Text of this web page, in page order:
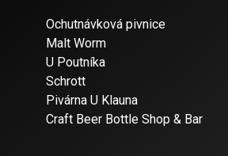
Ochutnávková pivnice
Malt Worm
U Poutníka
Schrott
Pivárna U Klauna
Craft Beer Bottle Shop & Bar